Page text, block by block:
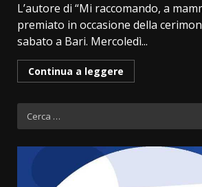
L’autore di “Mi raccomando, a
premiato in occasione della
sabato a Bari. Mercoledì...
Continua a leggere
Ricerca
per: